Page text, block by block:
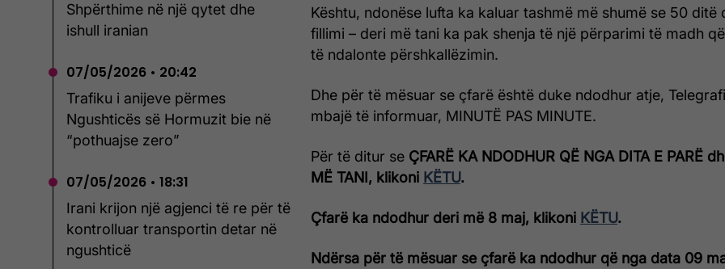
Shpërthime në një qytet dhe
ishull iranian
07/05/2026 • 20:42
Trafiku i anijeve përmes
Ngushticës së Hormuzit bie në
“pothuajse zero”
07/05/2026 • 18:31
Irani krijon një agjenci të re për të
kontrolluar transportin detar në
ngushticë
Kështu, ndonëse lufta ka kaluar tashmë më shumë se 50 ditë
fillimi – deri më tani ka pak shenja të një përparimi të madh
të ndalonte përshkallëzimin.
Dhe për të mësuar se çfarë është duke ndodhur atje,
mbajë të informuar, MINUTË PAS MINUTE.
Për të ditur se ÇFARË KA NDODHUR QË NGA DITA E PARË
MË TANI, klikoni KËTU.
Çfarë ka ndodhur deri më 8 maj, klikoni KËTU.
Ndërsa për të mësuar se çfarë ka ndodhur që nga data 09